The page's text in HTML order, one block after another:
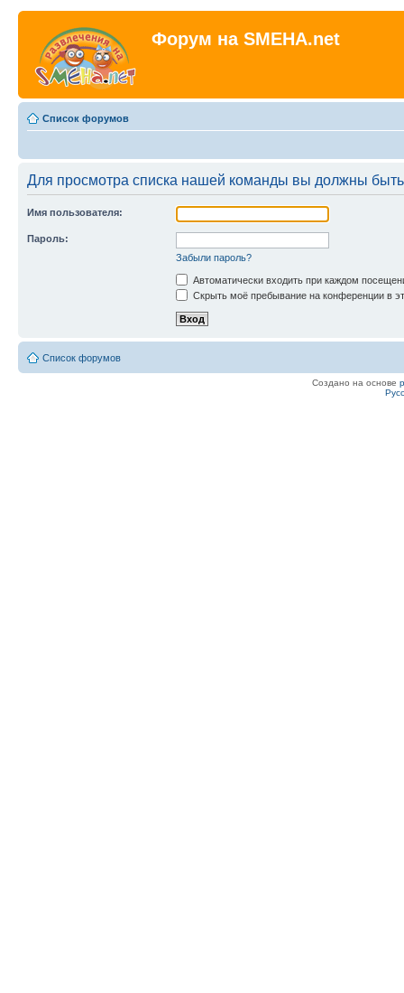
Форум на SMEHA.net
Список форумов
Для просмотра списка нашей команды вы должны
Имя пользователя:
Пароль:
Забыли пароль?
Автоматически входить при каждом
Скрыть моё пребывание на конференции в
Список форумов
Создано на основе